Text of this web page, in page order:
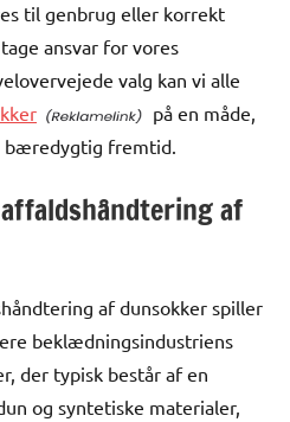
til genbrug eller korrekt
ansvar for vores
valg kan vi alle
på en måde,
bæredygtig fremtid.
af
af dunsokker spiller
beklædningsindustriens
der typisk består af en
og syntetiske materialer,